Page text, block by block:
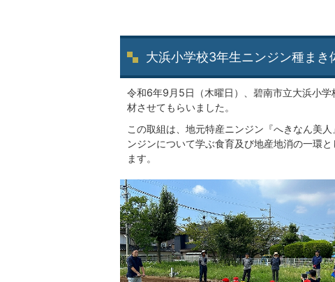
大浜小学校3年生ニンジン種まき
令和6年9月5日（木曜日）、碧南市立大浜小
材させてもらいました。
この取組は、地元特産ニンジン『へきなん美
ンジンについて学ぶ食育及び地産地消の一環
ます。